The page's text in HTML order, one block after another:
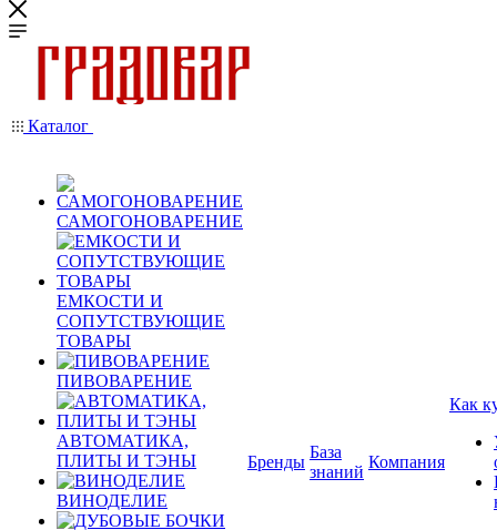
Каталог
САМОГОНОВАРЕНИЕ
ЕМКОСТИ И
СОПУТСТВУЮЩИЕ
ТОВАРЫ
ПИВОВАРЕНИЕ
АВТОМАТИКА,
ПЛИТЫ И ТЭНЫ
ВИНОДЕЛИЕ
Бренды
База
знаний
Компания
Как